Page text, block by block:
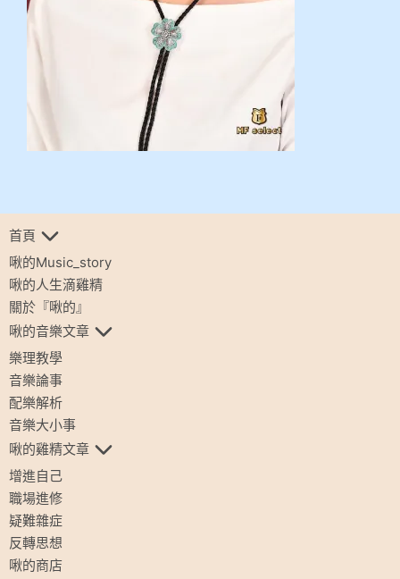
首頁
啾的Music_story
啾的人生滴雞精
關於『啾的』
啾的音樂文章
樂理教學
音樂論事
配樂解析
音樂大小事
啾的雞精文章
增進自己
職場進修
疑難雜症
反轉思想
啾的商店